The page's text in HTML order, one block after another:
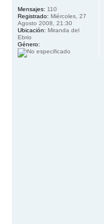
Mensajes: 110
Registrado: Miércoles, 27
Agosto 2008, 21:30
Ubicación: Miranda del
Ebrio
Género: